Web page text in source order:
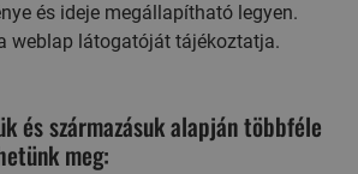
és ideje megállapítható legyen.
weblap látogatóját tájékoztatja.
és származásuk alapján többféle
meg: